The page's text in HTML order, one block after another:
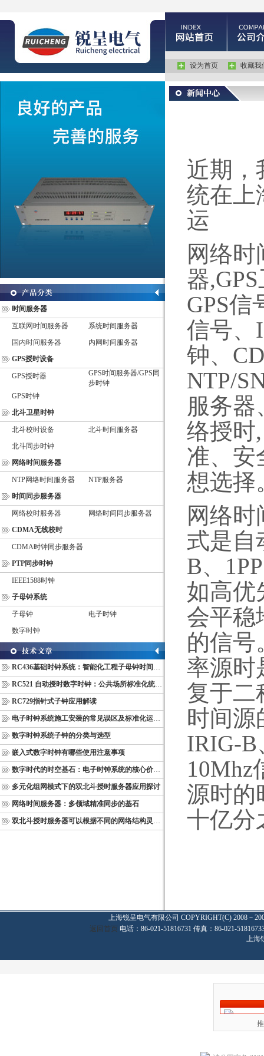
设为首页 收藏我
时间服务器
互联网时间服务器
系统时间服务器
国内时间服务器
内网时间服务器
GPS授时设备
GPS授时器
GPS时间服务器/GPS同
步时钟
GPS时钟
北斗卫星时钟
北斗校时设备
北斗时间服务器
北斗同步时钟
网络时间服务器
NTP网络时间服务器
NTP服务器
时间同步服务器
网络校时服务器
网络时间同步服务器
CDMA无线校时
CDMA时钟同步服务器
PTP同步时钟
IEEE1588时钟
子母钟系统
子母钟
电子时钟
数字时钟
RC436基础时钟系统：智能化工程子母钟时间同步配套设备
RC521 自动授时数字时钟：公共场所标准化统一计时终端
RC729指针式子钟应用解读
电子时钟系统施工安装的常见误区及标准化运维管理规范
数字时钟系统子钟的分类与选型
嵌入式数字时钟有哪些使用注意事项
数字时代的时空基石：电子时钟系统的核心价值与多维意义
多元化组网模式下的双北斗授时服务器应用探讨
网络时间服务器：多领域精准同步的基石
双北斗授时服务器可以根据不同的网络结构灵活部署
近期，
统在上
运
网络
器,GPS
GPS信
信号、
钟、
NTP/
服务器
络授时
准、安
想选择
网络
式是自
B、
如高优
会平稳
的信号
率源时
复于二
时间源
IRIG-B
10Mhz
源时的
十亿分
上海锐呈电气有限公司 COPYRIGHT(C) 2008－
返回首页 电话：86-021-51816731 传真：86-021-
上海